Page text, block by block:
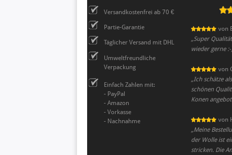
Versandkostenfrei ab 70 €
Partie-Garantie
Täglicher Versand mit DHL
Umweltfreundliche
Verpackung
Einfach Zahlen mit:
- PayPal
- Amazon
- Vorkasse
- Nachnahme
von
„Super
wieder gerne :-
von
„Ich schätze
schönen
Konen
von
„Meine
der Wolle ist
stricken. Die